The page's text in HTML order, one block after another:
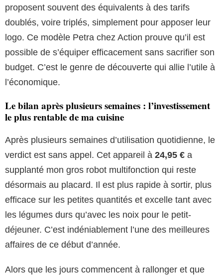
proposent souvent des équivalents à des tarifs
doublés, voire triplés, simplement pour apposer leur
logo. Ce modèle Petra chez Action prouve qu’il est
possible de s’équiper efficacement sans sacrifier son
budget. C’est le genre de découverte qui allie l’utile à
l’économique.
Le bilan après plusieurs semaines : l’investissement
le plus rentable de ma cuisine
Après plusieurs semaines d’utilisation quotidienne, le
verdict est sans appel. Cet appareil à 24,95 € a
supplanté mon gros robot multifonction qui reste
désormais au placard. Il est plus rapide à sortir, plus
efficace sur les petites quantités et excelle tant avec
les légumes durs qu’avec les noix pour le petit-
déjeuner. C’est indéniablement l’une des meilleures
affaires de ce début d’année.
Alors que les jours commencent à rallonger et que